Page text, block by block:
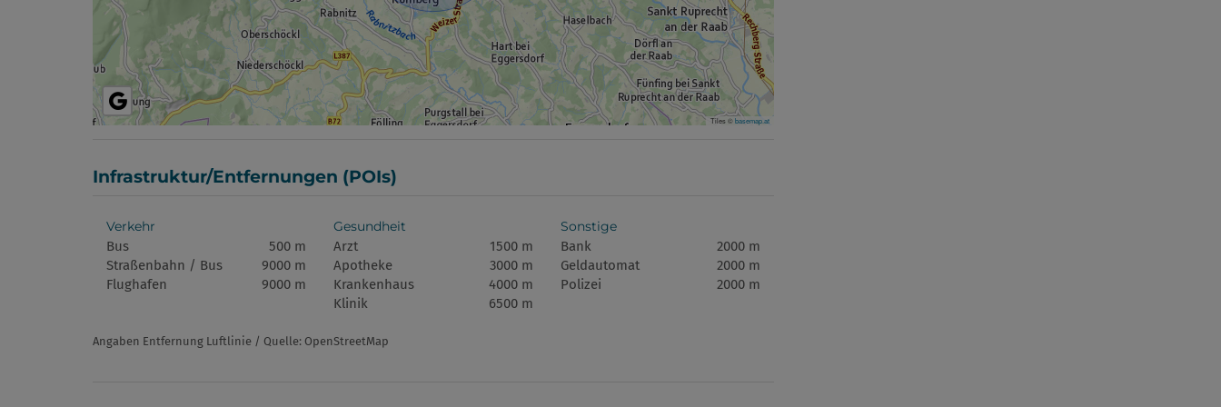
Tiles ©basemap.at
Infrastruktur/Entfernungen (POIs)
Verkehr
Bus
500 m
Straßenbahn / Bus
9000 m
Flughafen
9000 m
Gesundheit
Arzt
1500 m
Apotheke
3000 m
Krankenhaus
4000 m
Klinik
6500 m
Sonstige
Bank
2000 m
Geldautomat
2000 m
Polizei
2000 m
Angaben Entfernung Luftlinie / Quelle: OpenStreetMap